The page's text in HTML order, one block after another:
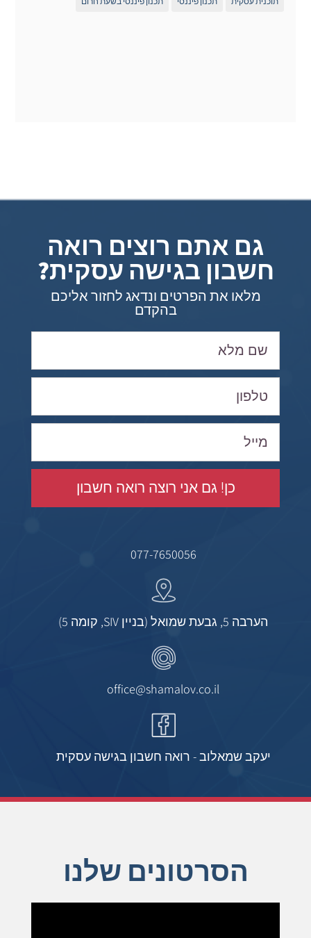
גם אתם רוצים רואה
חשבון בגישה עסקית?
מלאו את הפרטים ונדאג לחזור אליכם
בהקדם
כן! גם אני רוצה רואה חשבון
יעקב שמאלוב - רואה חשבון בגישה עסקית
office@shamalov.co.il
הערבה 5, גבעת שמואל (בניין SIV, קומה 5)
077-7650056
הסרטונים שלנו